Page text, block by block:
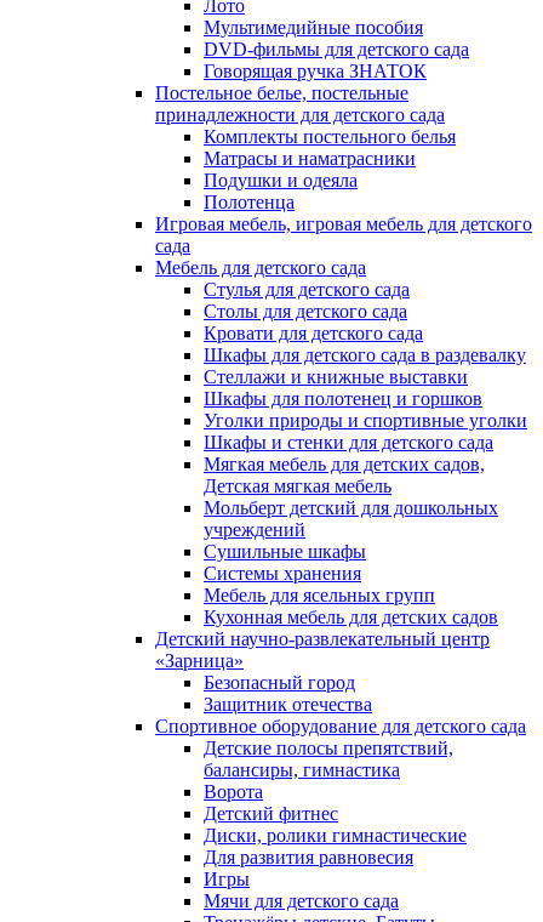
Лото
Мультимедийные пособия
DVD-фильмы для детского сада
Говорящая ручка ЗНАТОК
Постельное белье, постельные
принадлежности для детского сада
Комплекты постельного белья
Матрасы и наматрасники
Подушки и одеяла
Полотенца
Игровая мебель, игровая мебель для детского
сада
Мебель для детского сада
Стулья для детского сада
Столы для детского сада
Кровати для детского сада
Шкафы для детского сада в раздевалку
Стеллажи и книжные выставки
Шкафы для полотенец и горшков
Уголки природы и спортивные уголки
Шкафы и стенки для детского сада
Мягкая мебель для детских садов,
Детская мягкая мебель
Мольберт детский для дошкольных
учреждений
Сушильные шкафы
Системы хранения
Мебель для ясельных групп
Кухонная мебель для детских садов
Детский научно-развлекательный центр
«Зарница»
Безопасный город
Защитник отечества
Спортивное оборудование для детского сада
Детские полосы препятствий,
балансиры, гимнастика
Ворота
Детский фитнес
Диски, ролики гимнастические
Для развития равновесия
Игры
Мячи для детского сада